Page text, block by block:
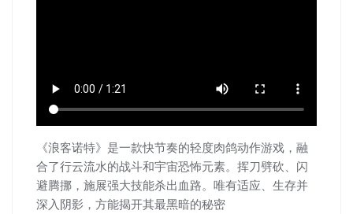
《浪客诺特》是一款快节奏的轻度肉鸽动作游戏，融
合了行云流水的战斗和宇宙恐怖元素。挥刀劈砍、闪
避腾挪，施展强大技能杀出血路。唯有适应、生存并
深入阴影，方能揭开其最黑暗的秘密​